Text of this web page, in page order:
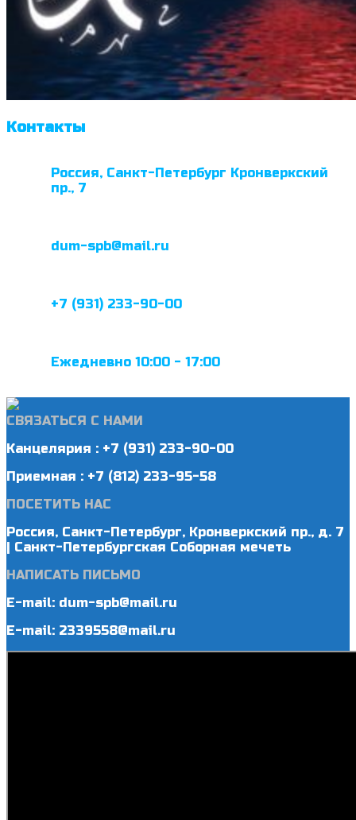
Контакты
Россия, Санкт-Петербург Кронверкский
пр., 7
dum-spb@mail.ru
+7 (931) 233-90-00
Ежедневно 10:00 - 17:00
СВЯЗАТЬСЯ С НАМИ
Канцелярия : +7 (931) 233-90-00
Приемная : +7 (812) 233-95-58
ПОСЕТИТЬ НАС
Россия, Санкт-Петербург, Кронверкский пр., д. 7
| Санкт-Петербургская Соборная мечеть
НАПИСАТЬ ПИСЬМО
E-mail: dum-spb@mail.ru
E-mail: 2339558@mail.ru